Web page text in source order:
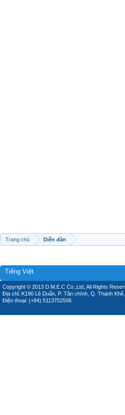
Trang chủ Diễn đàn
Tiếng Việt
Copyright © 2013 D.M.E.C Co.,Ltd, All Rights
Địa chỉ: K190 Lê Duẩn, P. Tân chính, Q. Thanh
Điện thoại: (+84) 5113752506